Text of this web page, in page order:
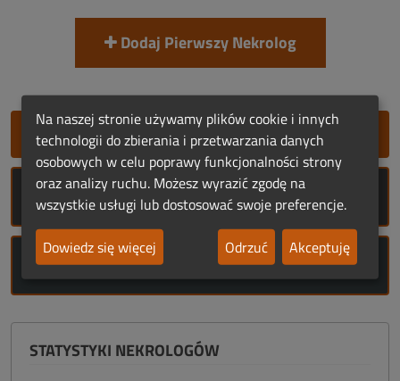
Dodaj Pierwszy Nekrolog
SZYBKIE DODANIE NEKROLOGU
ROCZNICE ŚMIERCI
ROCZNICE URODZIN
STATYSTYKI NEKROLOGÓW
Na naszej stronie używamy plików cookie i innych
technologii do zbierania i przetwarzania danych
osobowych w celu poprawy funkcjonalności strony
oraz analizy ruchu. Możesz wyrazić zgodę na
wszystkie usługi lub dostosować swoje preferencje.
Dowiedz się więcej
Odrzuć Akceptuję